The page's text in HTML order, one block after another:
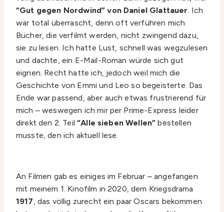
“Gut gegen Nordwind” von Daniel Glattauer. Ich
war total überrascht, denn oft verführen mich
Bücher, die verfilmt werden, nicht zwingend dazu,
sie zu lesen. Ich hatte Lust, schnell was wegzulesen
und dachte, ein E-Mail-Roman würde sich gut
eignen. Recht hatte ich, jedoch weil mich die
Geschichte von Emmi und Leo so begeisterte. Das
Ende war passend, aber auch etwas frustrierend für
mich – weswegen ich mir per Prime-Express leider
direkt den 2. Teil“Alle sieben Wellen” bestellen
musste, den ich aktuell lese.
An Filmen gab es einiges im Februar – angefangen
mit meinem 1. Kinofilm in 2020, dem Kriegsdrama
1917, das völlig zurecht ein paar Oscars bekommen